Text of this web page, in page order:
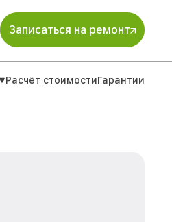
Записаться на ремонт
Расчёт стоимостиГарантии